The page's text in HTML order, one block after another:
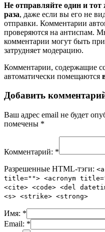
Не отправляйте один и
раза, даже если вы его не
отправки. Комментарии
проверяются на антиспам.
комментарии могут быть
затрудняет модерацию.
Комментарии, содержащие
автоматически помещаются
Добавить
Ваш адрес email не будет
помечены *
Комментарий: *
Разрешенные HTML-тэги:
title=""> <acronym
<cite> <code> <del
<s> <strike> <strong>
Имя: *
Email: *